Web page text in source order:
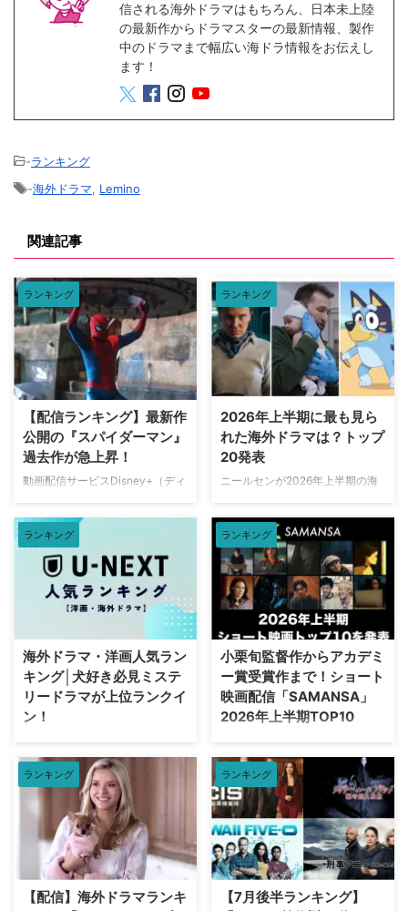
信される海外ドラマはもちろん、日本未上陸
の最新作からドラマスターの最新情報、製作
中のドラマまで幅広い海ドラ情報をお伝えし
ます！
-ランキング
-海外ドラマ, Lemino
関連記事
ランキング
【配信ランキング】最新作
公開の『スパイダーマン』
過去作が急上昇！
動画配信サービスDisney+（ディ
気ランキングをご紹介する。 デ
ィズニープラス人気ランキング
TOP10【2026年8月7日】 ディズ
ニープラス本日のTOP10は下記
の通り（2026年8月7日時点）。
スパイダーマン：ノー・ウェイ・
ホーム 殺し屋たちの店 スパイダ
ーバーになる時 スパイダーマ
ン：ファー・フロム・ホーム ア
ベンジャーズ／エンドゲーム ア
ベンジャーズ／インフィニティ・
ョンズ／九人目のジェダイ King
& …
ランキング
2026年上半期に最も見ら
れた海外ドラマは？トップ
20発表
ニールセンが2026年上半期の海
発表。「総合」「オリジナルドラ
マ」「非オリジナルドラマ（※放
映権を獲得した他社作品）」とい
う3部門における全米でのストリ
ーミング（配信）ランキングを紹
介しよう。 2026年上半期 配信ラ
ンキング（ニールセン調べ）
年6月28日（日）までの順位は以
下の通り。 総合 『ストレンジャ
ー・シングス 未知の世界』
（Netflix／計42話）…232億
（Disney+／計154話）.. …
ランキング
海外ドラマ・洋画人気ラン
キング│犬好き必見ミステ
リードラマが上位ランクイ
ン！
動画配信サービスのU-NEXT（ユ
ーネクスト）で配信中の海外ドラ
マ・洋画人気ランキングをご紹
介。 海外ドラマ人気ランキング
トップ20【2026年7月】 2026年
7月のU-NEXTで人気の海外ドラ
マランキングトップ20は以下の
通り。 ハウス・オブ・ザ・ドラ
ゲーム・オブ・スローンズ 第一
ランキング
小栗旬監督作からアカデミ
ー賞受賞作まで！ショート
映画配信「SAMANSA」
2026年上半期TOP10
ショート映画配信サービス
「SAMANSA（サマンサ）」を運
営する株式会社SAMANSAは、
2026年上半期における視聴数お
よび満足度調査に基づいた「ショ
ート映画・人気作品ランキング
TOP10」を発表した。わずか10
分足らずの映像で観客の心を揺さ
きた作品群のなかから、今期最も
ランキング
【配信】海外ドラマランキ
ランキング
【7月後半ランキング】